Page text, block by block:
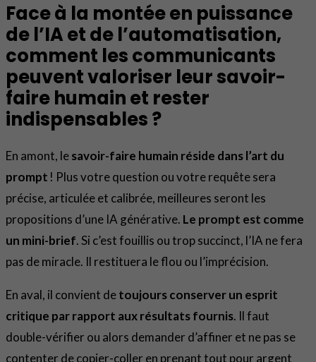
Face à la montée en puissance
de l’IA et de l’automatisation,
comment les communicants
peuvent valoriser leur savoir-
faire humain et rester
indispensables ?
En amont, lesavoir-faire humain réside dans l’art du
prompt ! Plus votre question ou votre requête sera
précise, articulée et calibrée, meilleures seront les
propositions d’une IA générative. Le prompt est comme
un mini-brief. Si c’est fouillis ou trop succinct, l’IA ne fera
pas de miracle. Il restituera le flou ou l’imprécision.
En aval, il convient detoujours conserver un esprit
critique par rapport aux résultats fournis. Il faut
double-vérifier ou alors demander d’affiner et ne pas se
contenter de copier-coller en prenant tout pour argent